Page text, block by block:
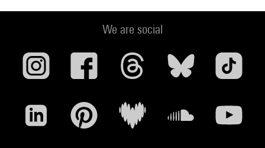
We are social